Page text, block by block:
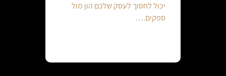
יכול לחסוך לעסק שלכם הון מול
ספקים.…